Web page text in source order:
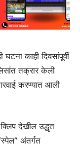
काही दिवसांपूर्वी
तक्रार केली
करण्यात आली
देखील उद्धृत
अंतर्गत